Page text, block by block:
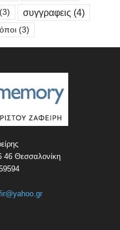
(3) συγγραφεις (4)
(3)
46 Θεσσαλονίκη